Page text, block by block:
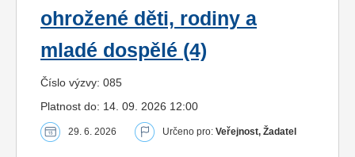
ohrožené děti, rodiny a
mladé dospělé (4)
Číslo výzvy: 085
Platnost do: 14. 09. 2026 12:00
29. 6. 2026 Určeno pro: Veřejnost, Žadatel